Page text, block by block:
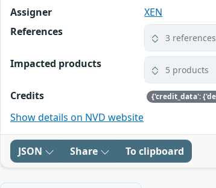
Assigner
XEN
References
3 references
Impacted products 5 products
Credits
Show details on NVD website
JSON Share To clipboard